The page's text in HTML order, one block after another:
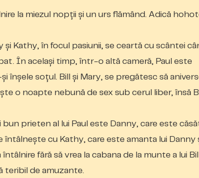
la miezul nopții și un urs flămând. Adică
Kathy, în focul pasiunii, se ceartă cu scântei
În același timp, într-o altă cameră, Paul este
înșele soțul. Bill și Mary, se pregătesc să
o noapte nebună de sex sub cerul liber, însă
prieten al lui Paul este Danny, care este
întâlnește cu Kathy, care este amanta lui Danny
fără să vrea la cabana de la munte a lui
teribil de amuzante.